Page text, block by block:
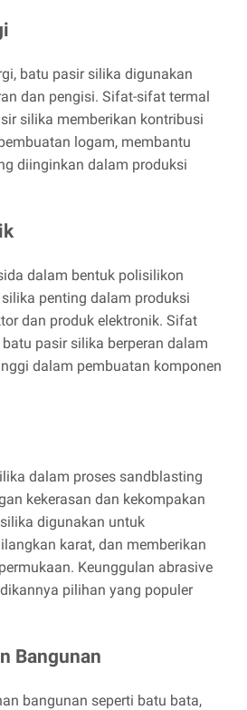
batu pasir silika digunakan
dan pengisi. Sifat-sifat termal
silika memberikan kontribusi
logam, membantu
diinginkan dalam produksi
dalam bentuk polisilikon
penting dalam produksi
dan produk elektronik. Sifat
pasir silika berperan dalam
dalam pembuatan komponen
dalam proses sandblasting
kekerasan dan kekompakan
digunakan untuk
karat, dan memberikan
Keunggulan abrasive
pilihan yang populer
Bangunan
bangunan seperti batu bata,